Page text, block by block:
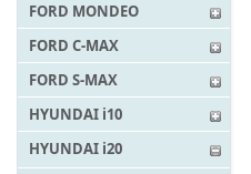
FORD MONDEO
FORD C-MAX
FORD S-MAX
HYUNDAI i10
HYUNDAI i20